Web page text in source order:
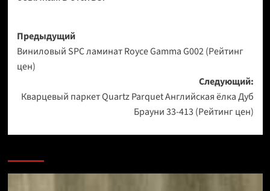
Навигация
записи
Предыдущий
Виниловый SPC ламинат Royce Gamma G002 (Рейтинг
цен)
Следующий:
Кварцевый паркет Quartz Parquet Английская ёлка Дуб
Брауни 33-413 (Рейтинг цен)